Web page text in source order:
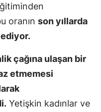
Sakarya
Siirt
Sivas
oranın son yıllarda
çağına ulaşan bir
etmemesi
Yetişkin kadınlar ve